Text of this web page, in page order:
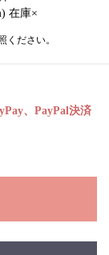
在庫×
ください。
、PayPal決済